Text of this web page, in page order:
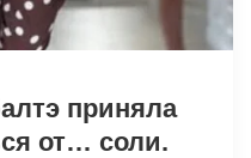
приняла
от… соли.